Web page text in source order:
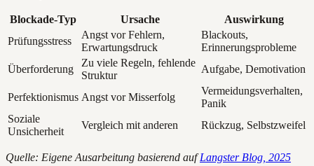
Blockade-Typ Ursache
Auswirkung
Prüfungsstress
Angst vor Fehlern,
Erwartungsdruck
Blackouts,
Erinnerungsprobleme
Überforderung
Zu viele Regeln, fehlende
Struktur
Aufgabe, Demotivation
Perfektionismus Angst vor Misserfolg
Vermeidungsverhalten,
Panik
Soziale
Unsicherheit
Vergleich mit anderen Rückzug, Selbstzweifel
Quelle: Eigene Ausarbeitung basierend aufLangster Blog, 2025